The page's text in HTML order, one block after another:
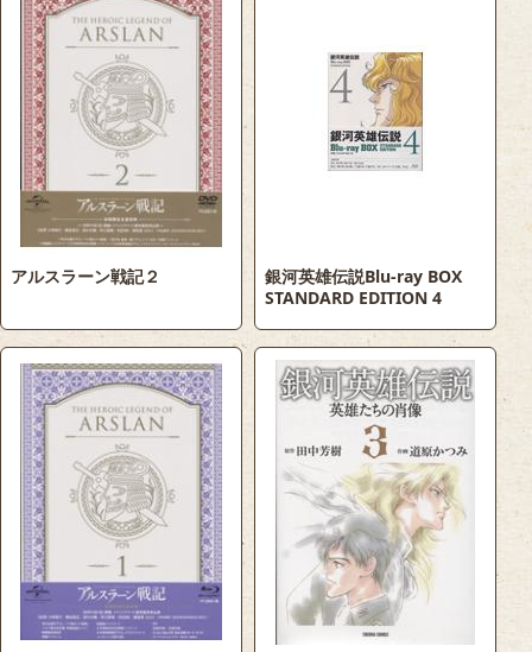
アルスラーン戦記２
銀河英雄伝説Blu-ray BOX
STANDARD EDITION 4